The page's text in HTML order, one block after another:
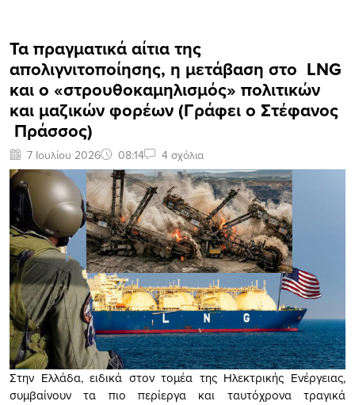
Τα πραγματικά αίτια της
απολιγνιτοποίησης, η μετάβαση στο LNG
και ο «στρουθοκαμηλισμός» πολιτικών
και μαζικών φορέων (Γράφει ο Στέφανος
Πράσσος)
7 Ιουλίου 2026 08:14 4 σχόλια
Στην Ελλάδα, ειδικά στον τομέα της Ηλεκτρικής Ενέργειας,
συμβαίνουν τα πιο περίεργα και ταυτόχρονα τραγικά